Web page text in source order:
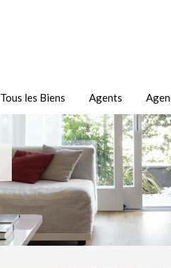
Tous les Biens Agents